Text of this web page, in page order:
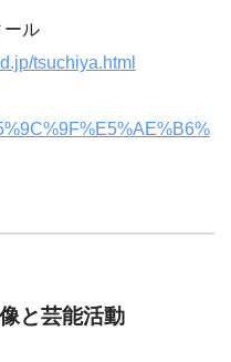
ール
tsuchiya.html
と芸能活動